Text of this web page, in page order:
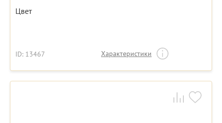
Цвет
ID: 13467 Характеристики